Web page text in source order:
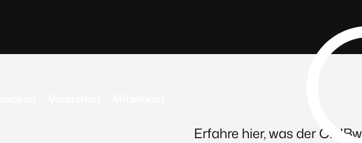
Erfahre hier, was der